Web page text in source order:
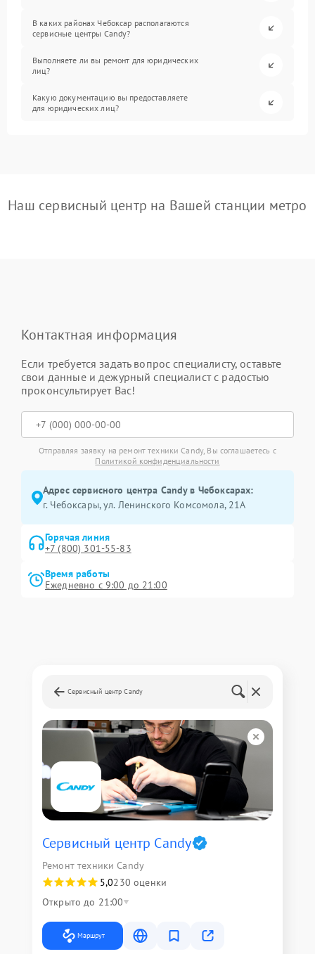
В каких районах Чебоксар располагаются
сервисные центры Candy?
Выполняете ли вы ремонт для юридических
лиц?
Какую документацию вы предоставляете
для юридических лиц?
Наш сервисный центр на Вашей станции метро
Контактная информация
Если требуется задать вопрос специалисту, оставьте
свои данные и дежурный специалист с радостью
проконсультирует Вас!
Отправляя заявку на ремонт техники Candy, Вы соглашаетесь с
Политикой конфиденциальности
Адрес сервисного центра Candy в Чебоксарах:
г. Чебоксары, ул. Ленинского Комсомола, 21А
Горячая линия
+7 (800) 301-55-83
Время работы
Ежедневно с 9:00 до 21:00
Сервисный центр Candy
Сервисный центр Candy
Ремонт техники Candy
5,0230 оценки
Открыто до 21:00
Маршрут